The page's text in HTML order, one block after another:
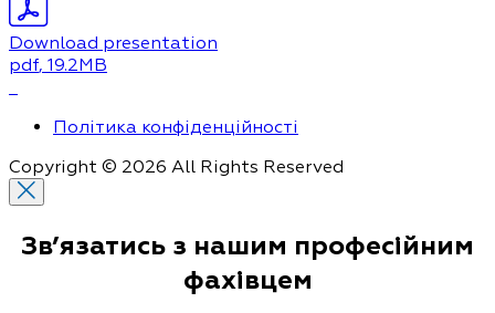
Download presentation
pdf, 19.2MB
Політика конфіденційності
Copyright © 2026 All Rights Reserved
Зв’язатись з нашим професійним
фахівцем